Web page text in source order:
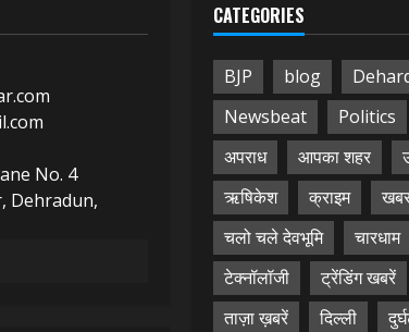
No. 4
Dehradun,
CATEGORIES
BJP blog
Newsbeat
Politics
अपराध
आपका शहर
ऋषिकेश
क्राइम
चलो चले देवभूमि
चारधाम
टेक्नॉलॉजी
ट्रेंडिंग खबरें
ताज़ा ख़बरें
दिल्ली